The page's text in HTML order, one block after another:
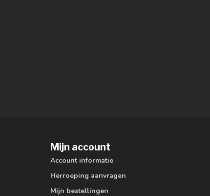
Mijn account
Account informatie
Herroeping aanvragen
Mijn bestellingen